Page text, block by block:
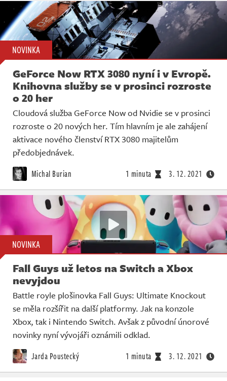
NOVINKA
GeForce Now RTX 3080 nyní i v Evropě.
Knihovna služby se v prosinci rozroste
o 20 her
Cloudová služba GeForce Now od Nvidie se v prosinci
rozroste o 20 nových her. Tím hlavním je ale zahájení
aktivace nového členství RTX 3080 majitelům
předobjednávek.
Michal Burian 1 minuta 3. 12. 2021
NOVINKA
Fall Guys už letos na Switch a Xbox
nevyjdou
Battle royle plošinovka Fall Guys: Ultimate Knockout
se měla rozšířit na další platformy. Jak na konzole
Xbox, tak i Nintendo Switch. Avšak z původní únorové
novinky nyní vývojáři oznámili odklad.
Jarda Poustecký 1 minuta 3. 12. 2021